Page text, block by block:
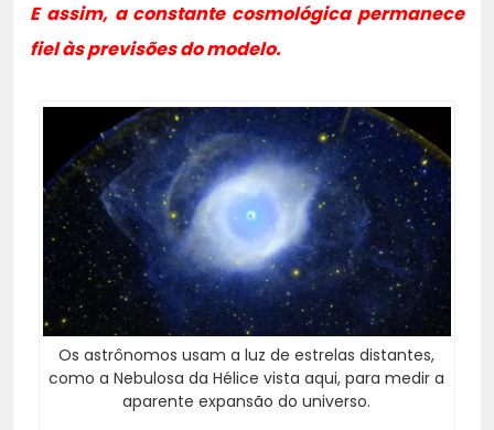
E assim, a constante cosmológica permanece
fiel às previsões do modelo.
Os astrônomos usam a luz de estrelas distantes,
como a Nebulosa da Hélice vista aqui, para medir a
aparente expansão do universo.